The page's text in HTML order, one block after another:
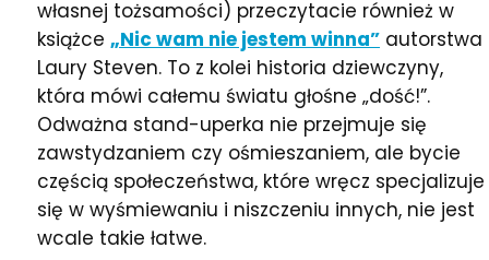
własnej tożsamości) przeczytacie również w
książce „Nic wam nie jestem winna” autorstwa
Laury Steven. To z kolei historia dziewczyny,
która mówi całemu światu głośne „dość!”.
Odważna stand-uperka nie przejmuje się
zawstydzaniem czy ośmieszaniem, ale bycie
częścią społeczeństwa, które wręcz specjalizuje
się w wyśmiewaniu i niszczeniu innych, nie jest
wcale takie łatwe.